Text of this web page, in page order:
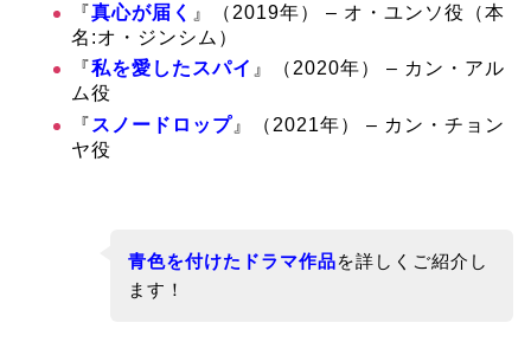
『真心が届く 』（2019年） – オ・ユンソ役（本
名:オ・ジンシム）
『私を愛したスパイ 』（2020年） – カン・アル
ム役
『 スノードロップ 』（2021年） – カン・チョン
ヤ役
青色を付けたドラマ作品を詳しくご紹介し
ます！